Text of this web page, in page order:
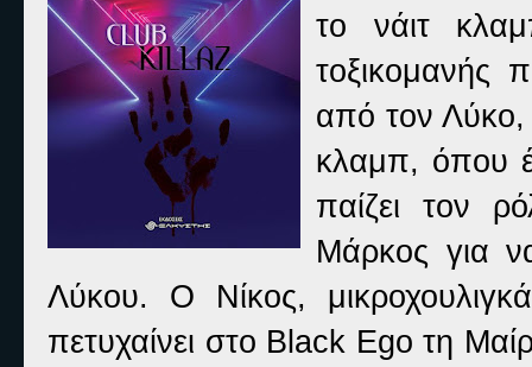
το νάιτ
τοξικομανής
από τον Λύκο,
κλαμπ, όπου
παίζει τον
Μάρκος για
Λύκου. Ο Νίκος,
πετυχαίνει στο Black Ego τη